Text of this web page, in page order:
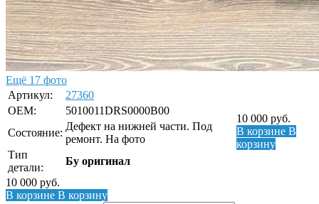
Ещё 17 фото
Артикул:
27360
10 000 руб.
В корзине В
корзину
OEM:
5010011DRS0000B00
Состояние:
Дефект на нижней части. Под
ремонт. На фото
Тип
детали:
Бу оригинал
10 000 руб.
В корзине В корзину